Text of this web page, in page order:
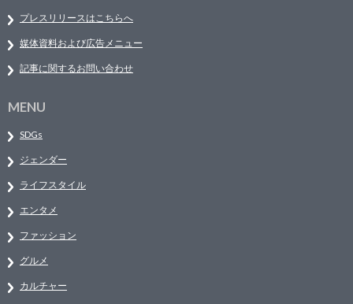
プレスリリースはこちらへ
媒体資料および広告メニュー
記事に関するお問い合わせ
MENU
SDGs
ジェンダー
ライフスタイル
エンタメ
ファッション
グルメ
カルチャー